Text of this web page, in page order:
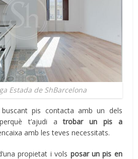
Estada de ShBarcelona
pis contacta amb un dels
t’ajudi atrobar un pis a
amb les teves necessitats.
propietat i vols posar un pis en